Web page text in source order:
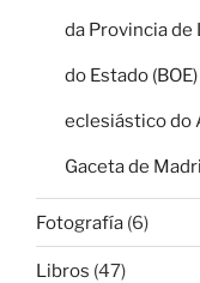
da Provincia de
do Estado (BOE)
eclesiástico do
Gaceta de
Fotografía (6)
Libros (47)